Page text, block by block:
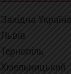
Західна Україна
Львів
Тернопіль
Хмельницький